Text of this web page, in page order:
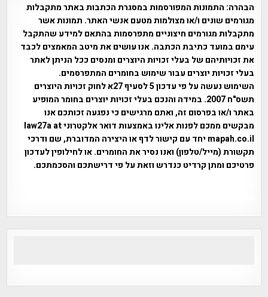
הבהרה: התמונות המפורסמות במסגרת הכתבות באתר מתקבלות
מגורמים שונים ו/או מצולמות מטעם אנשי האתר. תמונות אשר
מתקבלות מגורמים חיצוניים מתפרסמות בהתאם למידע שהתקבל
עימם במועד כתיבת הכתבה. אנו עושים את מיטב המאמצים לכבד
את זכויותיהם של בעלי זכויות היוצרים ומנסים ככל הניתן לאתר
בעלי זכויות יוצרים עבור שימוש בחומרים המתפרסמים.
השימוש נעשה על פי עדכון 5 לסעיף 27א לחוק זכויות היוצרים
תשס"ח 2007. במידה והנכם בעלי זכויות יוצרים בחומר המופיע
באתר ו/או בפרסום זה, ואתם מרגישים כי נפגעה זכותכם אנו
מבקשים ממכם לפנות אלינו באמצעות דואר אלקטרוני law27a at
mapah.co.il יחד עם קישור לדף או היצירה המדוברת, שם ודרכי
תקשורת (מייל/טלפון) ואנו נסיר את החומרים. או לחילופין לעדכון
פרטיכם ומתן קרדיט כנדרש וזאת על פי דרישתכם והסכמתכם.